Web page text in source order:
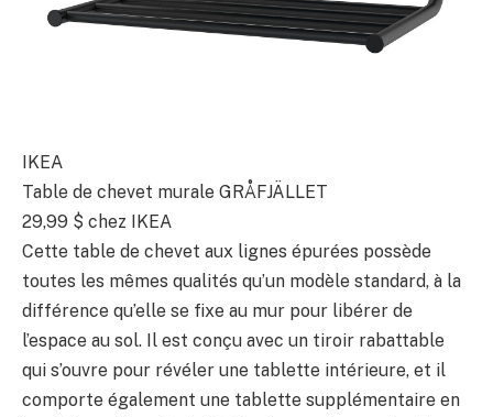
IKEA
Table de chevet murale GRÅFJÄLLET
29,99 $ chez IKEA
Cette table de chevet aux lignes épurées possède
toutes les mêmes qualités qu’un modèle standard, à la
différence qu’elle se fixe au mur pour libérer de
l’espace au sol. Il est conçu avec un tiroir rabattable
qui s’ouvre pour révéler une tablette intérieure, et il
comporte également une tablette supplémentaire en